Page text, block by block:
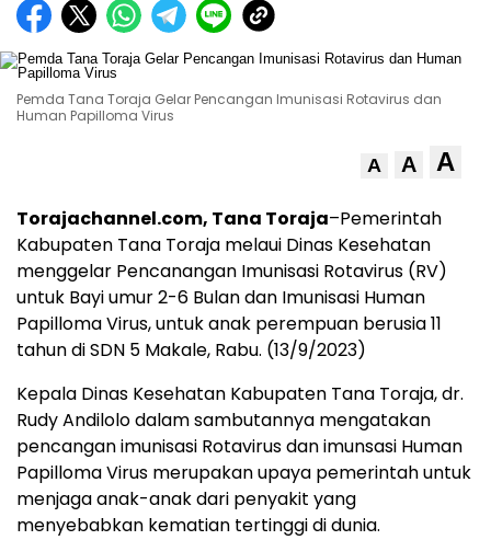
Pemda Tana Toraja Gelar Pencangan Imunisasi Rotavirus dan
Human Papilloma Virus
A A A
Torajachannel.com, Tana Toraja–Pemerintah
Kabupaten Tana Toraja melaui Dinas Kesehatan
menggelar Pencanangan Imunisasi Rotavirus (RV)
untuk Bayi umur 2-6 Bulan dan Imunisasi Human
Papilloma Virus, untuk anak perempuan berusia 11
tahun di SDN 5 Makale, Rabu. (13/9/2023)
Kepala Dinas Kesehatan Kabupaten Tana Toraja, dr.
Rudy Andilolo dalam sambutannya mengatakan
pencangan imunisasi Rotavirus dan imunsasi Human
Papilloma Virus merupakan upaya pemerintah untuk
menjaga anak-anak dari penyakit yang
menyebabkan kematian tertinggi di dunia.